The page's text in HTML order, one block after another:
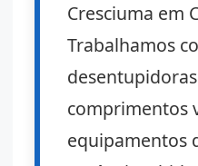
Cresciuma em
Trabalhamos
comprimentos
equipamentos